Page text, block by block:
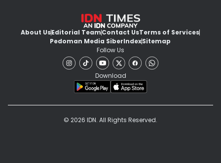
About UsEditorial TeamContact UsTerms of Services
Pedoman Media SiberIndexSitemap
Follow Us
Download
© 2026 IDN. All Rights Reserved.